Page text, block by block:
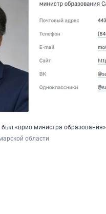
«врио министра образования»
области